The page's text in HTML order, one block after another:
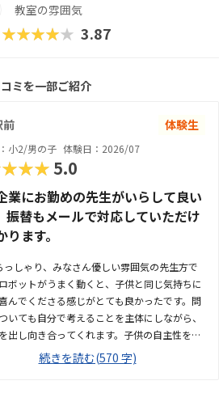
教室の雰囲気
★★★★★ 3.87
ミを一部ご紹介
前 体験生
小2/男の子 体験日：2026/07
5.0
業にお勤めの先生がいらして良い
振替もメールで対応していただけ
ります。
っしゃり、みなさん優しい雰囲気の先生方で
ボットがうまく動くと、子供と同じ気持ちに
んでくださる感じがとても良かったです。問
いても自分で考えることを主体にしながら、
出し向き合ってくれます。子供の自主性を重
いる雰囲気が良いと感じました。ただ子供に全
げではなく、広い机の上に「教科書とキットを
続きを読む(570 字)